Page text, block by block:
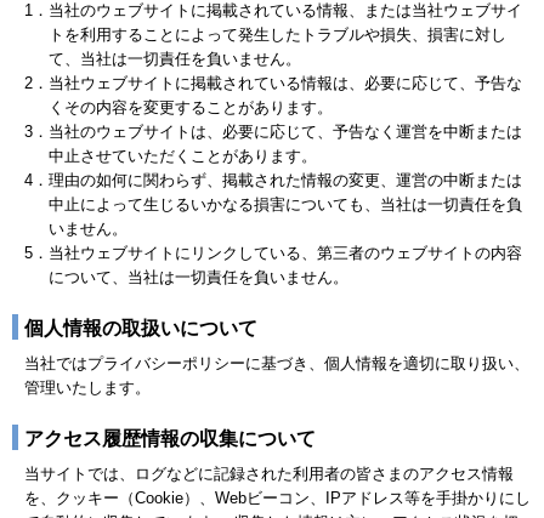
1． 当社のウェブサイトに掲載されている情報、または当社ウェブサイ
トを利用することによって発生したトラブルや損失、損害に対し
て、当社は一切責任を負いません。
2． 当社ウェブサイトに掲載されている情報は、必要に応じて、予告な
くその内容を変更することがあります。
3． 当社のウェブサイトは、必要に応じて、予告なく運営を中断または
中止させていただくことがあります。
4． 理由の如何に関わらず、掲載された情報の変更、運営の中断または
中止によって生じるいかなる損害についても、当社は一切責任を負
いません。
5． 当社ウェブサイトにリンクしている、第三者のウェブサイトの内容
について、当社は一切責任を負いません。
個人情報の取扱いについて
当社ではプライバシーポリシーに基づき、個人情報を適切に取り扱い、
管理いたします。
アクセス履歴情報の収集について
当サイトでは、ログなどに記録された利用者の皆さまのアクセス情報
を、クッキー（Cookie）、Webビーコン、IPアドレス等を手掛かりにし